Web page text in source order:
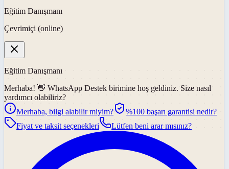
Eğitim Danışmanı
Çevrimiçi (online)
Eğitim Danışmanı
Merhaba! 👋 WhatsApp Destek birimine hoş geldiniz. Size nasıl
yardımcı olabiliriz?
Merhaba, bilgi alabilir miyim?
%100 başarı garantisi nedir?
Fiyat ve taksit seçenekleri
Lütfen beni arar mısınız?